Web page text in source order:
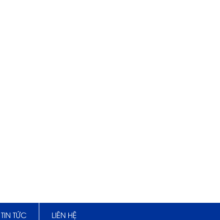
TIN TỨC LIÊN HỆ